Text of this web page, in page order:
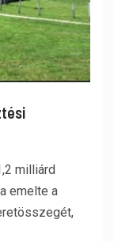
milliárd
emelte a